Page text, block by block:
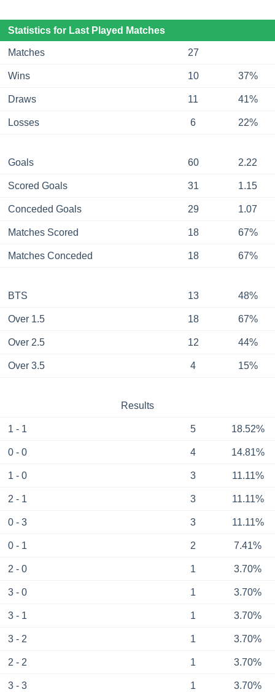
Statistics for Last Played Matches
Matches 27
Wins 10 37%
Draws 11 41%
Losses 6 22%
Goals 60 2.22
Scored Goals 31 1.15
Conceded Goals 29 1.07
Matches Scored 18 67%
Matches Conceded 18 67%
BTS 13 48%
Over 1.5 18 67%
Over 2.5 12 44%
Over 3.5 4 15%
Results
1 - 1 5 18.52%
0 - 0 4 14.81%
1 - 0 3 11.11%
2 - 1 3 11.11%
0 - 3 3 11.11%
0 - 1 2 7.41%
2 - 0 1 3.70%
3 - 0 1 3.70%
3 - 1 1 3.70%
3 - 2 1 3.70%
2 - 2 1 3.70%
3 - 3 1 3.70%